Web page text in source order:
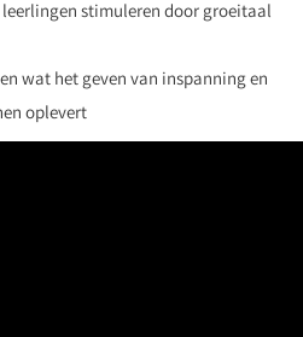
stimuleren door groeitaal
wat het geven van inspanning en
oplevert